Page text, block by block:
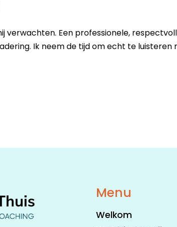
verwachten. Een professionele,
Ik neem de tijd om echt te luisteren
Menu
Welkom